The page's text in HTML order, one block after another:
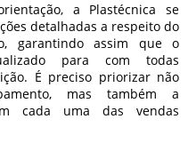
a Plastécnica se
detalhadas a respeito do
garantindo assim que o
para com todas
É preciso priorizar não
mas também a
cada uma das vendas